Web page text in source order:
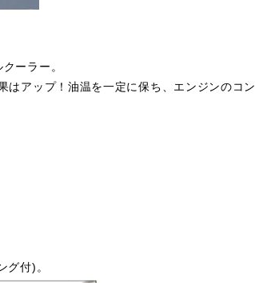
ーラー。
はアップ！油温を一定に保ち、エンジンのコン
グ付)。